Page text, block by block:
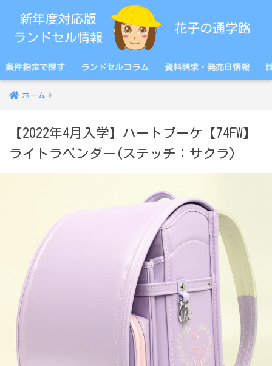
条件指定で探す ランドセルコラム 資料請求・発売日情報
ホーム
【2022年4月入学】ハートブーケ【74FW】
ライトラベンダー(ステッチ：サクラ)